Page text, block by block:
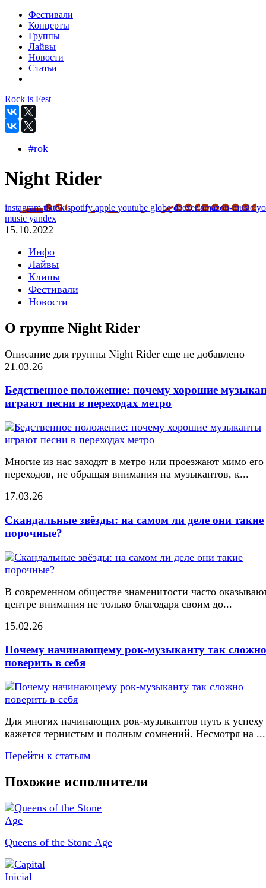
Фестивали
Концерты
Группы
Лайвы
Новости
Статьи
Rock is Fest
#rok
Night Rider
instagramtiktokspotifyapple youtube globedeezeramazon-music
music yandex
15.10.2022
Инфо
Лайвы
Клипы
Фестивали
Новости
О группе Night Rider
Описание для группы Night Rider еще не добавлено
21.03.26
Бедственное положение: почему хорошие
играют песни в переходах метро
Многие из нас заходят в метро или проезжают мимо его
переходов, не обращая внимания на музыкантов, к...
17.03.26
Скандальные звёзды: на самом ли деле они такие
порочные?
В современном обществе знаменитости часто
центре внимания не только благодаря своим до...
15.02.26
Почему начинающему рок-музыканту так сложно
поверить в себя
Для многих начинающих рок-музыкантов путь к успеху
кажется тернистым и полным сомнений. Несмотря на ...
Перейти к статьям
Похожие исполнители
Queens of the Stone Age